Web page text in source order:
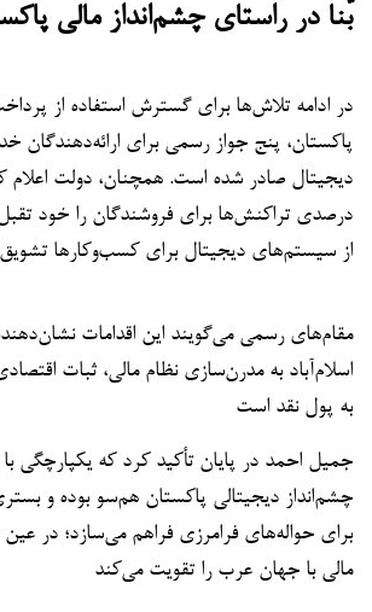
بُنا در راستای چشم‌انداز مالی
در ادامه تلاش‌ها برای گسترش استفاده از
پاکستان، پنج جواز رسمی برای ارائه‌دهندگان
درصدی تراکنش‌ها برای فروشندگان را خود
از سیستم‌های دیجیتال برای کسب‌وکارها
مقام‌های رسمی می‌گویند این اقدامات
اسلام‌آباد به مدرن‌سازی نظام مالی، ثبات
به پول نقد است
جمیل احمد در پایان تأکید کرد که یکپارچگی با
چشم‌انداز دیجیتالی پاکستان هم‌سو بوده و
برای حواله‌های فرامرزی فراهم می‌سازد؛ در
مالی با جهان عرب را تقویت می‌کند